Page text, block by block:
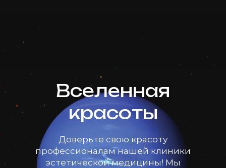
Вселенная
красоты
Доверьте свою красоту
профессионалам нашей клиники
эстетической медицины! Мы